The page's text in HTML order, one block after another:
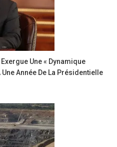
Une « Dynamique
Année De La Présidentielle